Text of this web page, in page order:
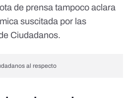
de prensa tampoco aclara
suscitada por las
Ciudadanos.
al respecto